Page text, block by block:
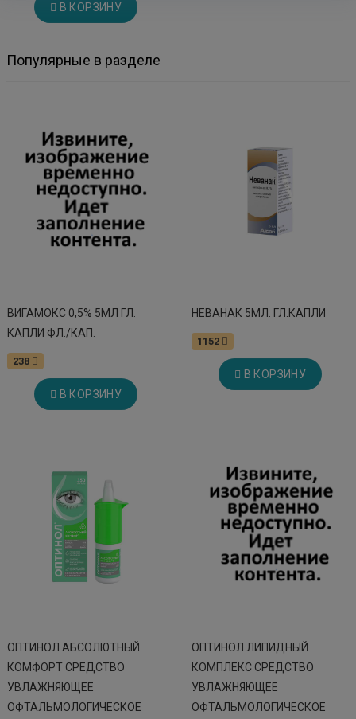
В КОРЗИНУ
Популярные в разделе
ВИГАМОКС 0,5% 5МЛ ГЛ.
КАПЛИ ФЛ./КАП.
238
В КОРЗИНУ
НЕВАНАК 5МЛ. ГЛ.КАПЛИ
1152
В КОРЗИНУ
ОПТИНОЛ АБСОЛЮТНЫЙ
КОМФОРТ СРЕДСТВО
УВЛАЖНЯЮЩЕЕ
ОФТАЛЬМОЛОГИЧЕСКОЕ
ОПТИНОЛ ЛИПИДНЫЙ
КОМПЛЕКС СРЕДСТВО
УВЛАЖНЯЮЩЕЕ
ОФТАЛЬМОЛОГИЧЕСКОЕ